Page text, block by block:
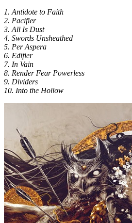
1. Antidote to Faith
2. Pacifier
3. All Is Dust
4. Swords Unsheathed
5. Per Aspera
6. Edifier
7. In Vain
8. Render Fear Powerless
9. Dividers
10. Into the Hollow